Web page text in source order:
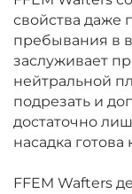
свойства даже
пребывания в
заслуживает
нейтральной
подрезать и
достаточно
насадка
FFEM Wafters